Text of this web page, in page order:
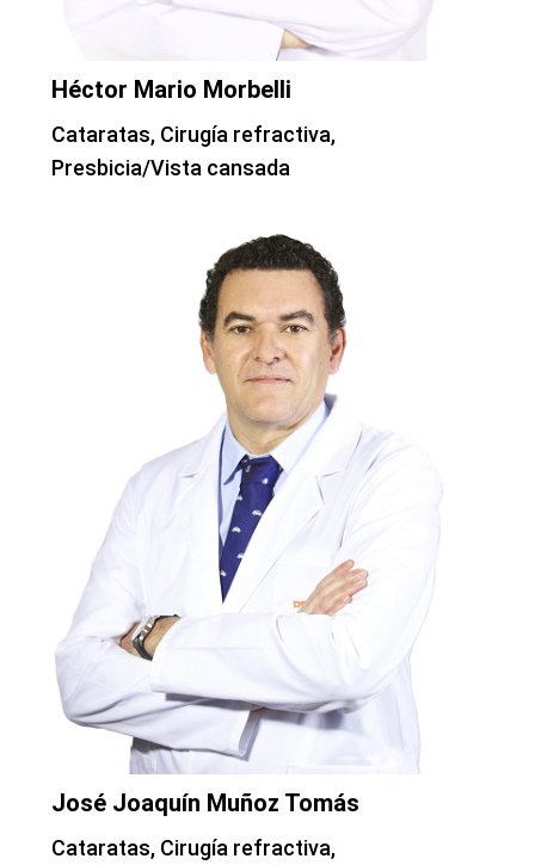
Héctor Mario Morbelli
Cataratas, Cirugía refractiva,
Presbicia/Vista cansada
José Joaquín Muñoz Tomás
Cataratas, Cirugía refractiva,